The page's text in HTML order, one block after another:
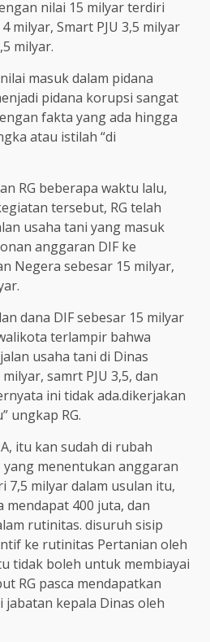
nilai 15 milyar terdiri
milyar, Smart PJU 3,5 milyar
milyar.
masuk dalam pidana
pidana korupsi sangat
fakta yang ada hingga
atau istilah “di
RG beberapa waktu lalu,
tersebut, RG telah
usaha tani yang masuk
anggaran DIF ke
Negera sebesar 15 milyar,
dana DIF sebesar 15 milyar
terlampir bahwa
usaha tani di Dinas
samrt PJU 3,5, dan
ini tidak ada.dikerjakan
ungkap RG.
itu kan sudah di rubah
yang menentukan anggaran
7,5 milyar dalam usulan itu,
mendapat 400 juta, dan
rutinitas. disuruh sisip
ke rutinitas Pertanian oleh
tidak boleh untuk membiayai
RG pasca mendapatkan
kepala Dinas oleh